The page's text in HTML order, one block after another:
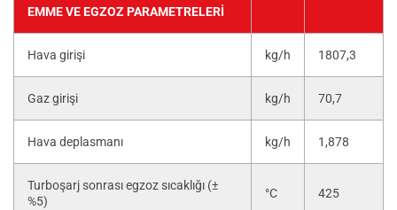
EMME VE EGZOZ PARAMETRELERI
Hava girişi kg/h 1807,3
Gaz girişi kg/h 70,7
Hava deplasmanı kg/h 1,878
Turboşarj sonrası egzoz sıcaklığı (±
%5)
°C 425